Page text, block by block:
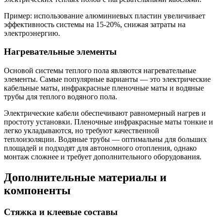
Пример: использование алюминиевых пластин увеличивает
эффективность системы на 15-20%, снижая затраты на
электроэнергию.
Нагревательные элементы
Основой системы теплого пола являются нагревательные
элементы. Самые популярные варианты — это электрические
кабельные маты, инфракрасные пленочные маты и водяные
трубы для теплого водяного пола.
Электрические кабели обеспечивают равномерный нагрев и
простоту установки. Пленочные инфракрасные маты тонкие и
легко укладываются, но требуют качественной
теплоизоляции. Водяные трубы — оптимальны для больших
площадей и подходят для автономного отопления, однако
монтаж сложнее и требует дополнительного оборудования.
Дополнительные материалы и
компоненты
Стяжка и клеевые составы